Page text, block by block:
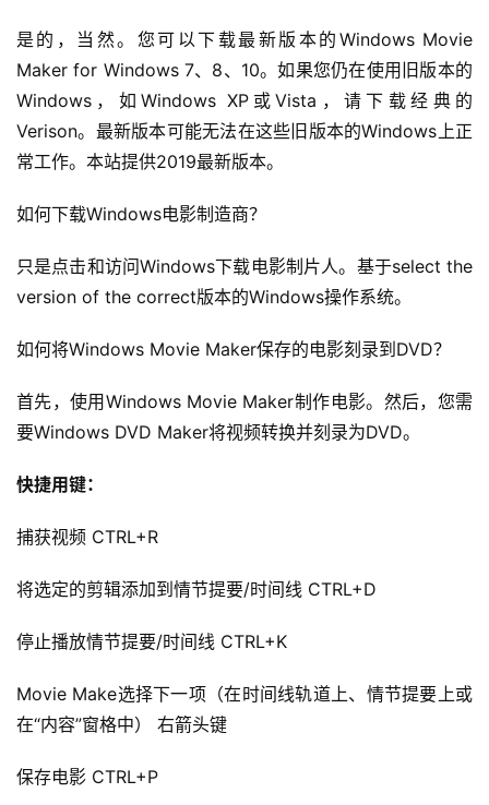
首
页
业
快
是的，当然。您可以下载最新版本的Windows Movie
Maker for Windows 7、8、10。如果您仍在使用旧版本的
Windows，如Windows XP或Vista，请下载经典的
Verison。最新版本可能无法在这些旧版本的Windows上正
常工作。本站提供2019最新版本。
如何下载Windows电影制造商？
只是点击和访问Windows下载电影制片人。基于select the
version of the correct版本的Windows操作系统。
如何将Windows Movie Maker保存的电影刻录到DVD？
首先，使用Windows Movie Maker制作电影。然后，您需
要Windows DVD Maker将视频转换并刻录为DVD。
快捷用键：
捕获视频 CTRL+R
将选定的剪辑添加到情节提要/时间线 CTRL+D
停止播放情节提要/时间线 CTRL+K
Movie Make选择下一项（在时间线轨道上、情节提要上或
在“内容”窗格中） 右箭头键
保存电影 CTRL+P